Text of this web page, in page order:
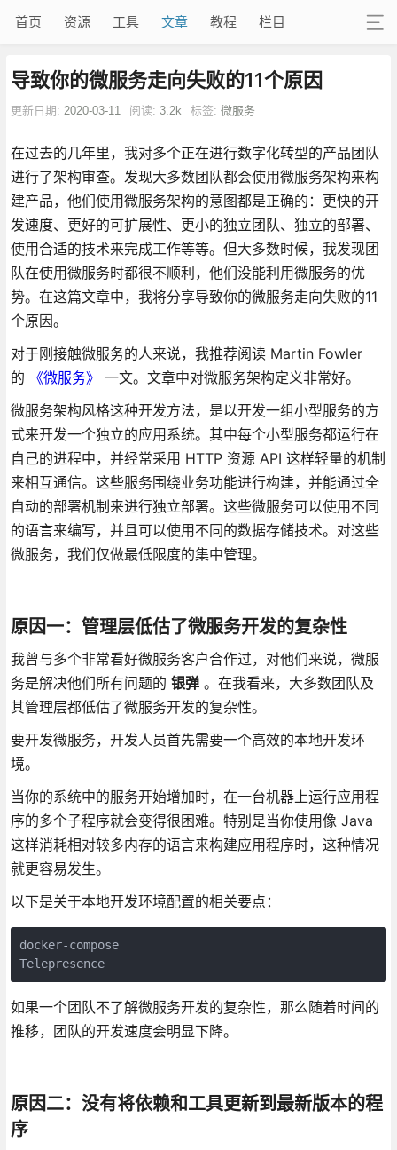
首页 资源 工具 文章 教程 栏目
导致你的微服务走向失败的11个原因
更新日期: 2020-03-11 阅读: 3.2k 标签: 微服务
在过去的几年里，我对多个正在进行数字化转型的产品团队
进行了架构审查。发现大多数团队都会使用微服务架构来构
建产品，他们使用微服务架构的意图都是正确的：更快的开
发速度、更好的可扩展性、更小的独立团队、独立的部署、
使用合适的技术来完成工作等等。但大多数时候，我发现团
队在使用微服务时都很不顺利，他们没能利用微服务的优
势。在这篇文章中，我将分享导致你的微服务走向失败的11
个原因。
对于刚接触微服务的人来说，我推荐阅读 Martin Fowler
的
《微服务》
一文。文章中对微服务架构定义非常好。
微服务架构风格这种开发方法，是以开发一组小型服务的方
式来开发一个独立的应用系统。其中每个小型服务都运行在
自己的进程中，并经常采用 HTTP 资源 API 这样轻量的机制
来相互通信。这些服务围绕业务功能进行构建，并能通过全
自动的部署机制来进行独立部署。这些微服务可以使用不同
的语言来编写，并且可以使用不同的数据存储技术。对这些
微服务，我们仅做最低限度的集中管理。
原因一：管理层低估了微服务开发的复杂性
我曾与多个非常看好微服务客户合作过，对他们来说，微服
务是解决他们所有问题的 银弹。在我看来，大多数团队及
其管理层都低估了微服务开发的复杂性。
要开发微服务，开发人员首先需要一个高效的本地开发环
境。
当你的系统中的服务开始增加时，在一台机器上运行应用程
序的多个子程序就会变得很困难。特别是当你使用像 Java
这样消耗相对较多内存的语言来构建应用程序时，这种情况
就更容易发生。
以下是关于本地开发环境配置的相关要点：
docker-compose
Telepresence
如果一个团队不了解微服务开发的复杂性，那么随着时间的
推移，团队的开发速度会明显下降。
原因二：没有将依赖和工具更新到最新版本的程
序